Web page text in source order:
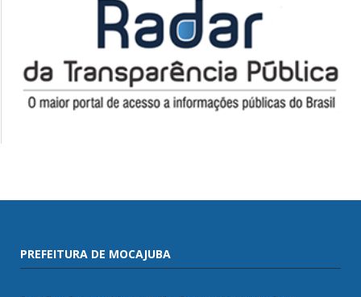
PREFEITURA DE MOCAJUBA